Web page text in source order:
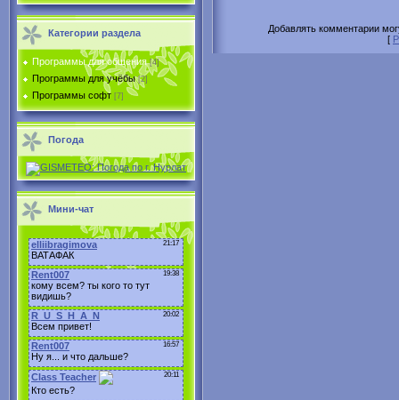
Категории раздела
Программы для общения [4]
Программы для учёбы [2]
Программы софт [7]
Погода
Мини-чат
Добавлять комментарии
[